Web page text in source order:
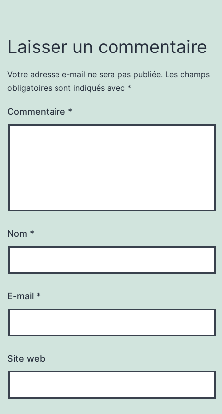
Laisser un commentaire
Votre adresse e-mail ne sera pas publiée. Les champs
obligatoires sont indiqués avec *
Commentaire *
Nom *
E-mail *
Site web